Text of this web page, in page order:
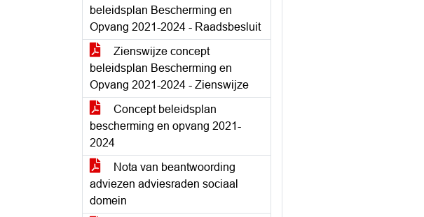
beleidsplan Bescherming en
Opvang 2021-2024 - Raadsbesluit
Zienswijze concept
beleidsplan Bescherming en
Opvang 2021-2024 - Zienswijze
Concept beleidsplan
bescherming en opvang 2021-
2024
Nota van beantwoording
adviezen adviesraden sociaal
domein